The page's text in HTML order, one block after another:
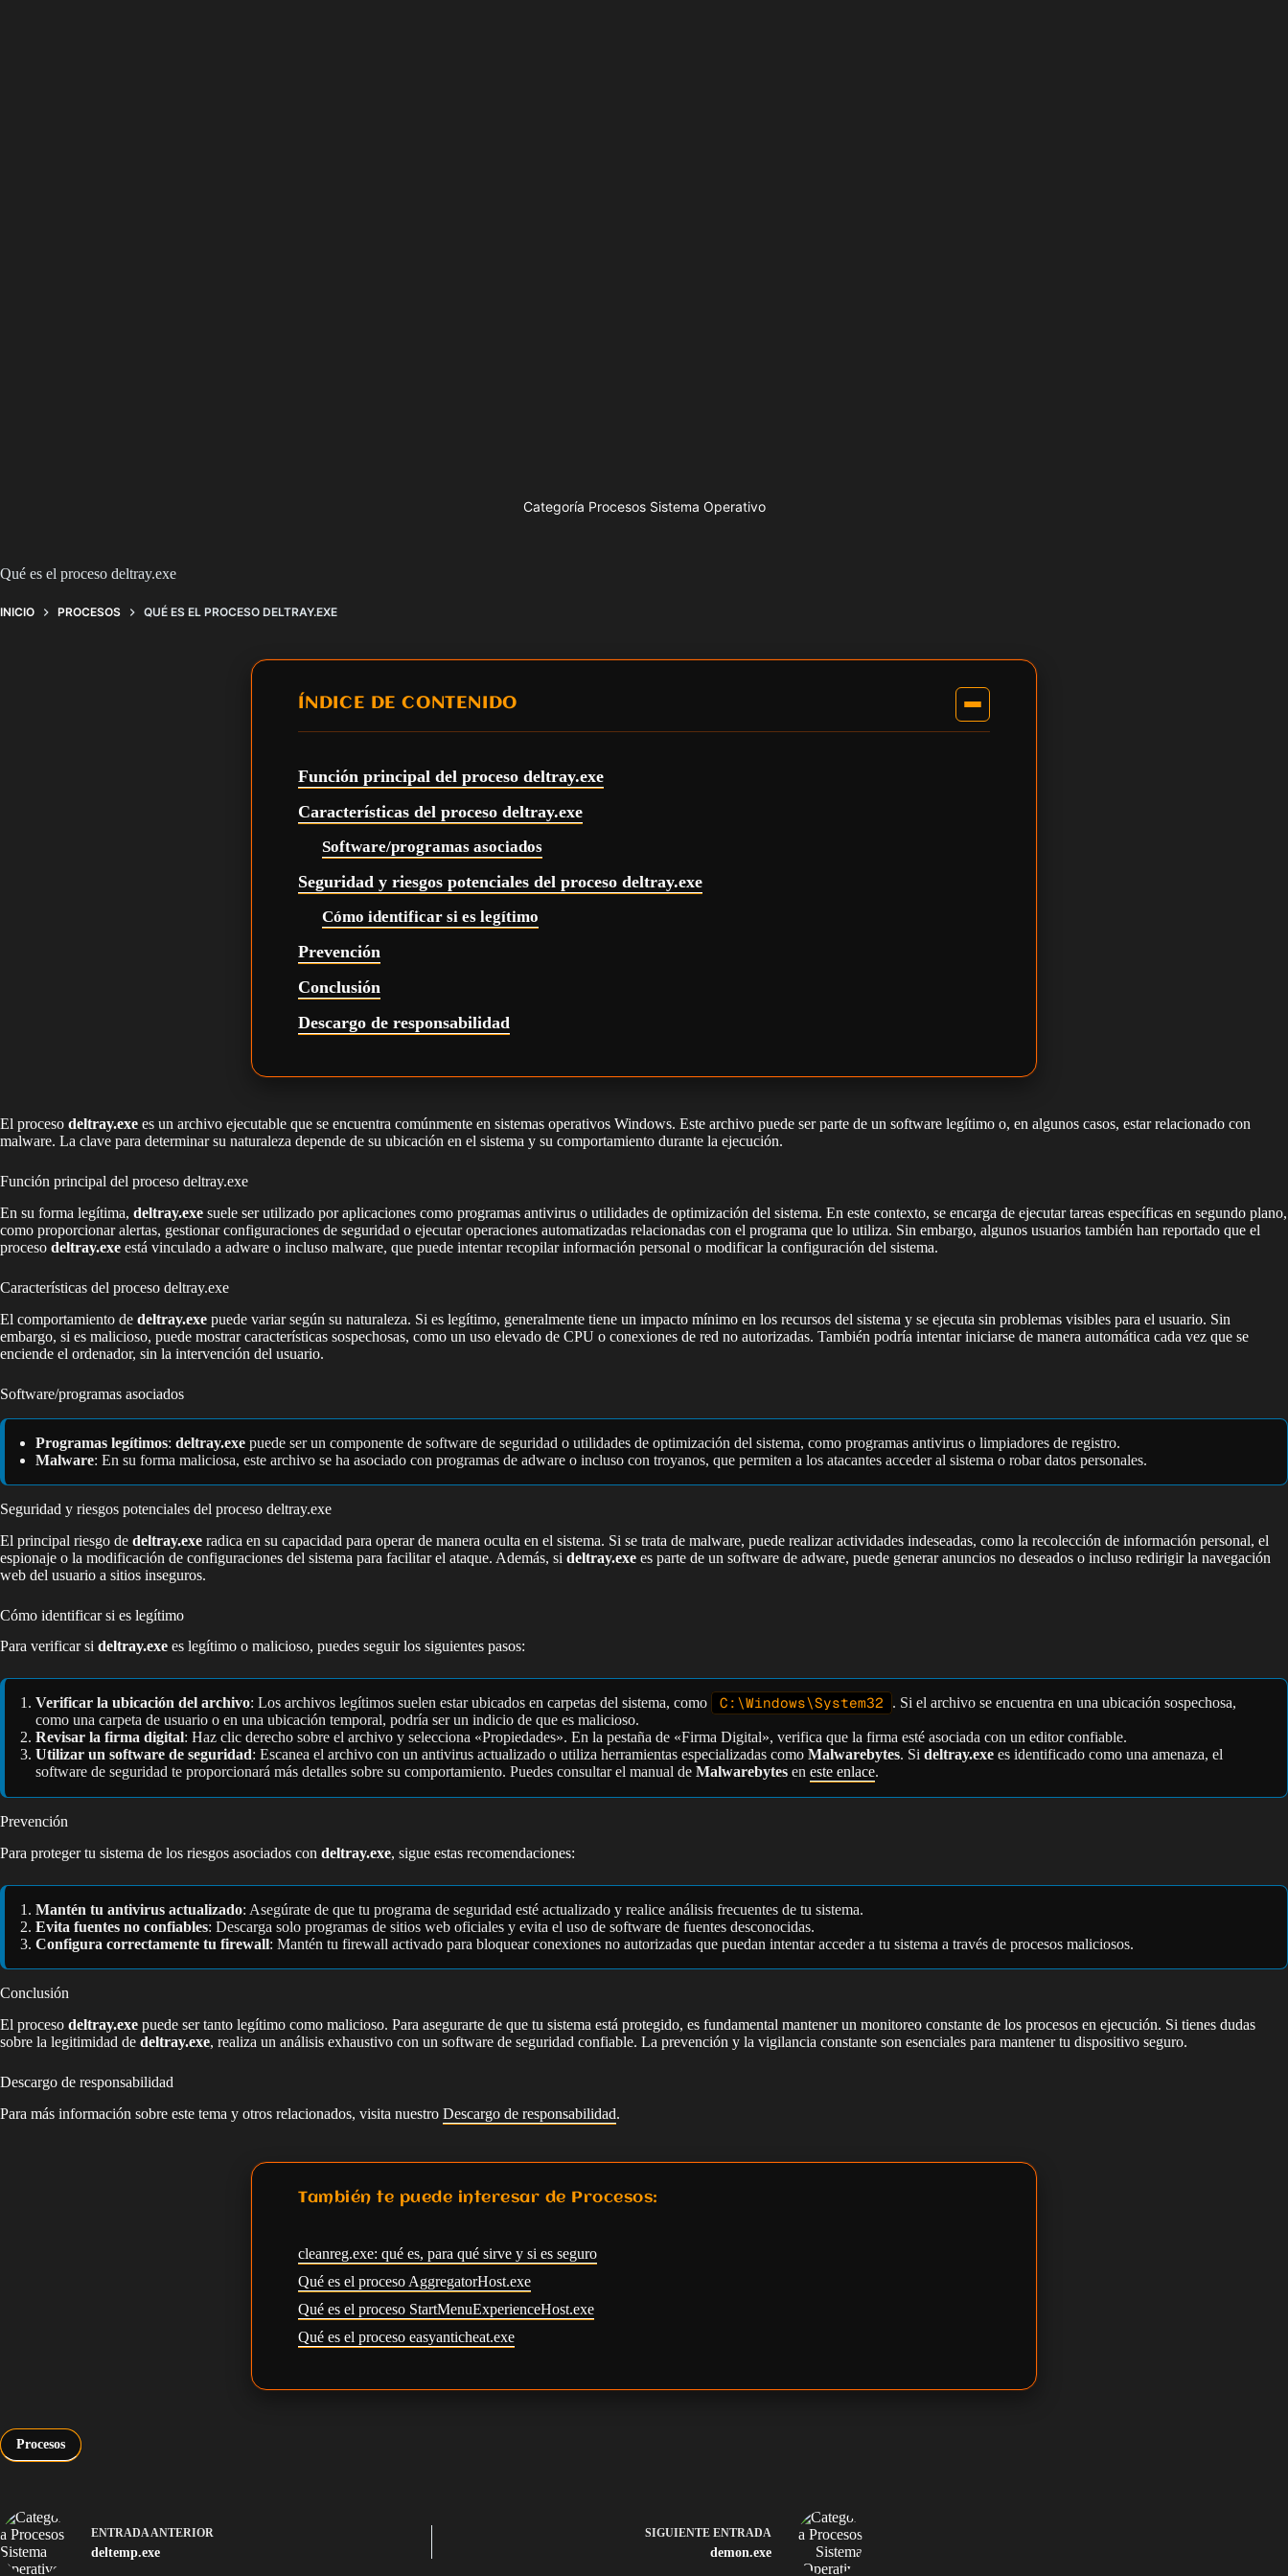
Categoría Procesos Sistema Operativo
Qué es el proceso deltray.exe
INICIO PROCESOS QUÉ ES EL PROCESO DELTRAY.EXE
ÍNDICE DE CONTENIDO
Función principal del proceso deltray.exe
Características del proceso deltray.exe
Software/programas asociados
Seguridad y riesgos potenciales del proceso deltray.exe
Cómo identificar si es legítimo
Prevención
Conclusión
Descargo de responsabilidad
El proceso deltray.exe es un archivo ejecutable que se encuentra comúnmente en sistemas operativos Windows. Este archivo puede ser parte de un software legítimo o, en algunos casos, estar relacionado con
malware. La clave para determinar su naturaleza depende de su ubicación en el sistema y su comportamiento durante la ejecución.
Función principal del proceso deltray.exe
En su forma legítima, deltray.exe suele ser utilizado por aplicaciones como programas antivirus o utilidades de optimización del sistema. En este contexto, se encarga de ejecutar tareas específicas en segundo plano,
como proporcionar alertas, gestionar configuraciones de seguridad o ejecutar operaciones automatizadas relacionadas con el programa que lo utiliza. Sin embargo, algunos usuarios también han reportado que el
proceso deltray.exe está vinculado a adware o incluso malware, que puede intentar recopilar información personal o modificar la configuración del sistema.
Características del proceso deltray.exe
El comportamiento de deltray.exe puede variar según su naturaleza. Si es legítimo, generalmente tiene un impacto mínimo en los recursos del sistema y se ejecuta sin problemas visibles para el usuario. Sin
embargo, si es malicioso, puede mostrar características sospechosas, como un uso elevado de CPU o conexiones de red no autorizadas. También podría intentar iniciarse de manera automática cada vez que se
enciende el ordenador, sin la intervención del usuario.
Software/programas asociados
Programas legítimos: deltray.exe puede ser un componente de software de seguridad o utilidades de optimización del sistema, como programas antivirus o limpiadores de registro.
Malware: En su forma maliciosa, este archivo se ha asociado con programas de adware o incluso con troyanos, que permiten a los atacantes acceder al sistema o robar datos personales.
Seguridad y riesgos potenciales del proceso deltray.exe
El principal riesgo de deltray.exe radica en su capacidad para operar de manera oculta en el sistema. Si se trata de malware, puede realizar actividades indeseadas, como la recolección de información personal, el
espionaje o la modificación de configuraciones del sistema para facilitar el ataque. Además, si deltray.exe es parte de un software de adware, puede generar anuncios no deseados o incluso redirigir la navegación
web del usuario a sitios inseguros.
Cómo identificar si es legítimo
Para verificar si deltray.exe es legítimo o malicioso, puedes seguir los siguientes pasos:
Verificar la ubicación del archivo: Los archivos legítimos suelen estar ubicados en carpetas del sistema, como C:\Windows\System32
. Si el archivo se encuentra en una ubicación sospechosa,
como una carpeta de usuario o en una ubicación temporal, podría ser un indicio de que es malicioso.
Revisar la firma digital: Haz clic derecho sobre el archivo y selecciona «Propiedades». En la pestaña de «Firma Digital», verifica que la firma esté asociada con un editor confiable.
Utilizar un software de seguridad: Escanea el archivo con un antivirus actualizado o utiliza herramientas especializadas como Malwarebytes. Si deltray.exe es identificado como una amenaza, el
software de seguridad te proporcionará más detalles sobre su comportamiento. Puedes consultar el manual de Malwarebytes en este enlace.
Prevención
Para proteger tu sistema de los riesgos asociados con deltray.exe, sigue estas recomendaciones:
Mantén tu antivirus actualizado: Asegúrate de que tu programa de seguridad esté actualizado y realice análisis frecuentes de tu sistema.
Evita fuentes no confiables: Descarga solo programas de sitios web oficiales y evita el uso de software de fuentes desconocidas.
Configura correctamente tu firewall: Mantén tu firewall activado para bloquear conexiones no autorizadas que puedan intentar acceder a tu sistema a través de procesos maliciosos.
Conclusión
El proceso deltray.exe puede ser tanto legítimo como malicioso. Para asegurarte de que tu sistema está protegido, es fundamental mantener un monitoreo constante de los procesos en ejecución. Si tienes dudas
sobre la legitimidad de deltray.exe, realiza un análisis exhaustivo con un software de seguridad confiable. La prevención y la vigilancia constante son esenciales para mantener tu dispositivo seguro.
Descargo de responsabilidad
Para más información sobre este tema y otros relacionados, visita nuestro Descargo de responsabilidad.
También te puede interesar de Procesos:
cleanreg.exe: qué es, para qué sirve y si es seguro
Qué es el proceso AggregatorHost.exe
Qué es el proceso StartMenuExperienceHost.exe
Qué es el proceso easyanticheat.exe
Procesos
ENTRADAANTERIOR
deltemp.exe
SIGUIENTE ENTRADA
demon.exe